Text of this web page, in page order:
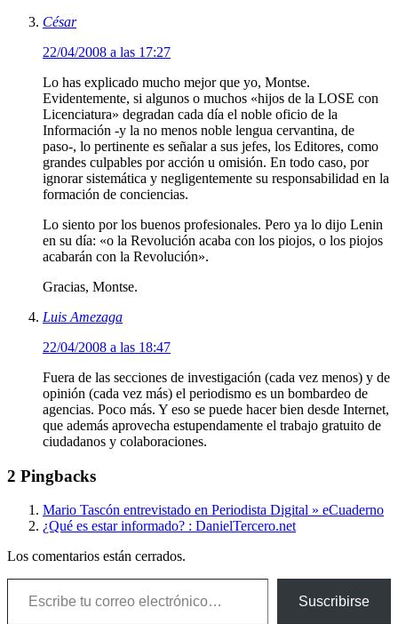
César
22/04/2008 a las 17:27
Lo has explicado mucho mejor que yo, Montse.
Evidentemente, si algunos o muchos «hijos de la LOSE con
Licenciatura» degradan cada día el noble oficio de la
Información -y la no menos noble lengua cervantina, de
paso-, lo pertinente es señalar a sus jefes, los Editores, como
grandes culpables por acción u omisión. En todo caso, por
ignorar sistemática y negligentemente su responsabilidad en la
formación de conciencias.
Lo siento por los buenos profesionales. Pero ya lo dijo Lenin
en su día: «o la Revolución acaba con los piojos, o los piojos
acabarán con la Revolución».
Gracias, Montse.
Luis Amezaga
22/04/2008 a las 18:47
Fuera de las secciones de investigación (cada vez menos) y de
opinión (cada vez más) el periodismo es un bombardeo de
agencias. Poco más. Y eso se puede hacer bien desde Internet,
que además aprovecha estupendamente el trabajo gratuito de
ciudadanos y colaboraciones.
2 Pingbacks
Mario Tascón entrevistado en Periodista Digital » eCuaderno
¿Qué es estar informado? : DanielTercero.net
Los comentarios están cerrados.
Escribe tu correo electrónico…
Suscribirse